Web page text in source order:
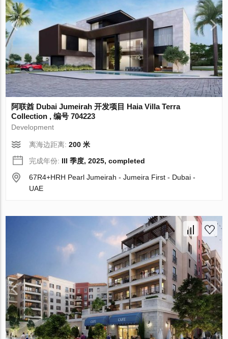
阿联酋 Dubai Jumeirah 开发项目 Haia Villa Terra
Collection , 编号 704223
Development
离海边距离:200 米
完成年份: III 季度, 2025, completed
67R4+HRH Pearl Jumeirah - Jumeira First - Dubai -
UAE